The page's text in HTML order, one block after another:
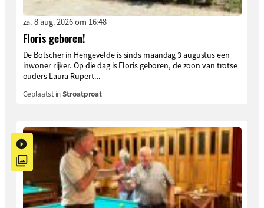
za. 8 aug. 2026 om 16:48
Floris geboren!
De Bolscher in Hengevelde is sinds maandag 3 augustus een
inwoner rijker. Op die dag is Floris geboren, de zoon van trotse
ouders Laura Rupert...
Geplaatst inStroatproat